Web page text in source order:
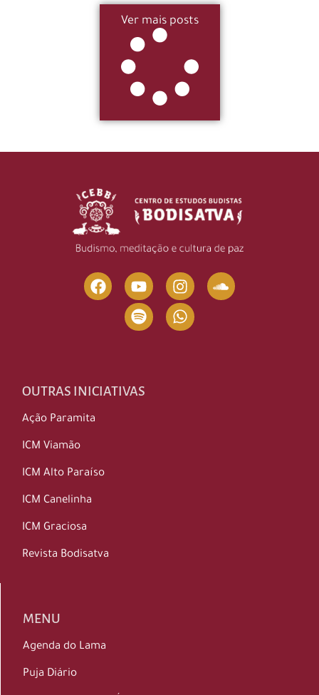
Ver mais posts
OUTRAS INICIATIVAS
Ação Paramita
ICM Viamão
ICM Alto Paraíso
ICM Canelinha
ICM Graciosa
Revista Bodisatva
MENU
Agenda do Lama
Puja Diário